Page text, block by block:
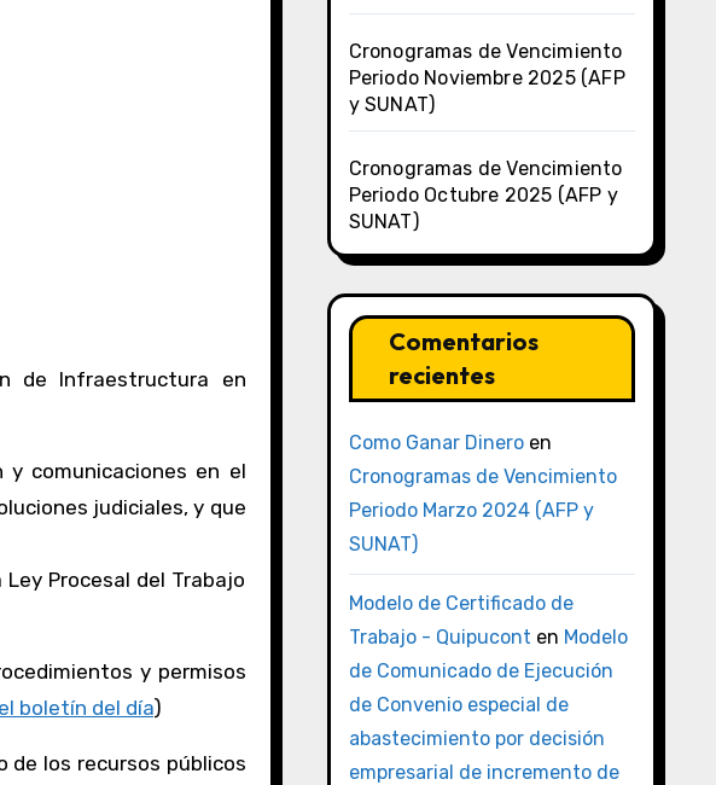
de Infraestructura en
comunicaciones en el
judiciales, y que
Procesal del Trabajo
y permisos
boletín del día)
de los recursos públicos
Cronogramas de Vencimiento
Periodo Noviembre 2025 (AFP
y SUNAT)
Cronogramas de Vencimiento
Periodo Octubre 2025 (AFP y
SUNAT)
Comentarios
recientes
Como Ganar Dineroen
Cronogramas de Vencimiento
Periodo Marzo 2024 (AFP y
SUNAT)
Modelo de Certificado de
Trabajo - Quipucont en Modelo
de Comunicado de Ejecución
de Convenio especial de
abastecimiento por decisión
empresarial de incremento de